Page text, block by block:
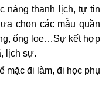
nàng thanh lịch, tự tin
chọn các mẫu quần
ống loe…Sự kết hợp
lịch sự.
mặc đi làm, đi học phụ